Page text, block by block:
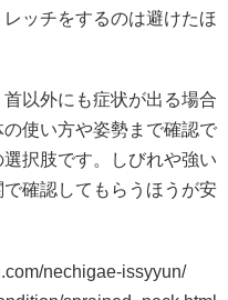
ッチをするのは避けたほ
以外にも症状が出る場合
使い方や姿勢まで確認で
択肢です。しびれや強い
確認してもらうほうが安
nechigae-issyyun/